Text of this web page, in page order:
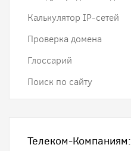
Калькулятор IP-сетей
Проверка домена
Глоссарий
Поиск по сайту
Телеком-Компаниям: